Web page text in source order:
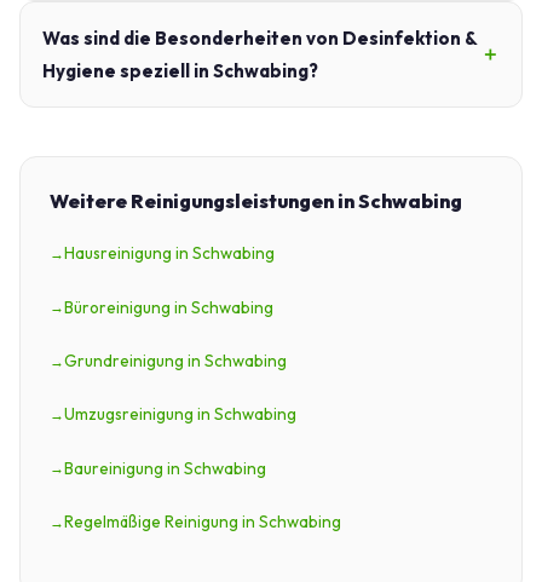
Was sind die Besonderheiten von Desinfektion &
Hygiene speziell in Schwabing?
Weitere Reinigungsleistungen in Schwabing
Hausreinigung in Schwabing
Büroreinigung in Schwabing
Grundreinigung in Schwabing
Umzugsreinigung in Schwabing
Baureinigung in Schwabing
Regelmäßige Reinigung in Schwabing